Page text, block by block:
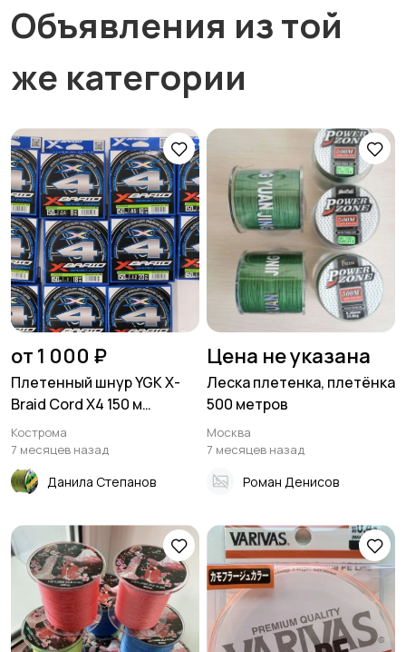
Объявления из той
же категории
от 1 000 ₽
Плетенный шнур YGK X-
Braid Cord X4 150 м
(Япония)
Кострома
7 месяцев назад
Данила Степанов
Цена не указана
Леска плетенка, плетёнка
500 метров
Москва
7 месяцев назад
Роман Денисов